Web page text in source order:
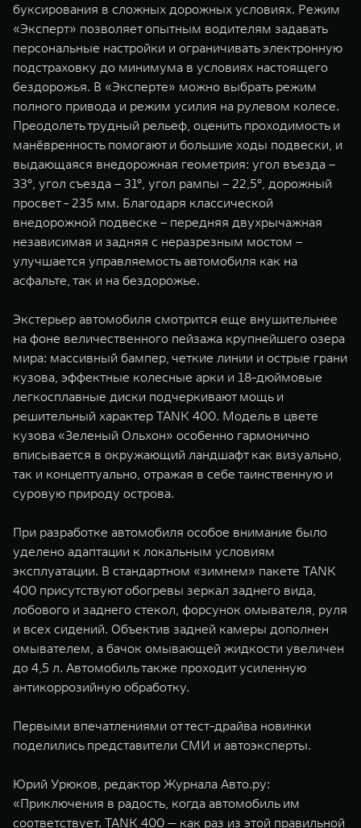
буксирования в сложных дорожных условиях. Режим
«Эксперт» позволяет опытным водителям задавать
персональные настройки и ограничивать электронную
подстраховку до минимума в условиях настоящего
бездорожья. В «Эксперте» можно выбрать режим
полного привода и режим усилия на рулевом колесе.
Преодолеть трудный рельеф, оценить проходимость и
манёвренность помогают и большие ходы подвески, и
выдающаяся внедорожная геометрия: угол въезда –
33°, угол съезда – 31°, угол рампы – 22,5°, дорожный
просвет - 235 мм. Благодаря классической
внедорожной подвеске – передняя двухрычажная
независимая и задняя с неразрезным мостом –
улучшается управляемость автомобиля как на
асфальте, так и на бездорожье.
Экстерьер автомобиля смотрится еще внушительнее
на фоне величественного пейзажа крупнейшего озера
мира: массивный бампер, четкие линии и острые грани
кузова, эффектные колесные арки и 18-дюймовые
легкосплавные диски подчеркивают мощь и
решительный характер TANK 400. Модель в цвете
кузова «Зеленый Ольхон» особенно гармонично
вписывается в окружающий ландшафт как визуально,
так и концептуально, отражая в себе таинственную и
суровую природу острова.
При разработке автомобиля особое внимание было
уделено адаптации к локальным условиям
эксплуатации. В стандартном «зимнем» пакете TANK
400 присутствуют обогревы зеркал заднего вида,
лобового и заднего стекол, форсунок омывателя, руля
и всех сидений. Объектив задней камеры дополнен
омывателем, а бачок омывающей жидкости увеличен
до 4,5 л. Автомобиль также проходит усиленную
антикоррозийную обработку.
Первыми впечатлениями от тест-драйва новинки
поделились представители СМИ и автоэксперты.
Юрий Урюков, редактор Журнала Авто.ру:
«Приключения в радость, когда автомобиль им
соответствует. TANK 400 — как раз из этой правильной